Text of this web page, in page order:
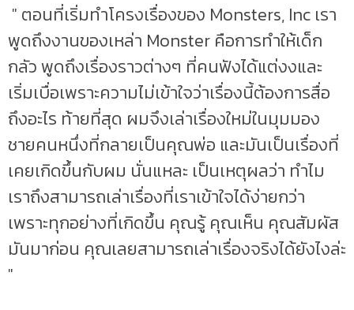
" ตอนที่เริ่มทำโครงเรื่องของ Monsters, Inc เรา
พูดถึงงานของเหล่า Monster คือการทำให้เด็ก
กลัว พูดถึงเรื่องราวต่างๆ ที่คนฟังได้แต่งงและ
เริ่มเบื่อเพราะความไม่เข้าใจว่าเรื่องนี้ต้องการสื่อ
ถึงอะไร ท้ายที่สุด ผมจึงเล่าเรื่องใหม่ในมุมมอง
ชายคนหนึ่งที่กลายเป็นคุณพ่อ และมันเป็นเรื่องที่
เคยเกิดขึ้นกับผม นั่นแหละ เป็นเหตุผลว่า ทำไม
เราถึงสามารถเล่าเรื่องที่เราเข้าใจได้ง่ายกว่า
เพราะทุกอย่างที่เกิดขึ้น คุณรู้ คุณเห็น คุณสัมผัส
มันมาก่อน คุณเลยสามารถเล่าเรื่องจริงได้ยังไงล่ะ
"